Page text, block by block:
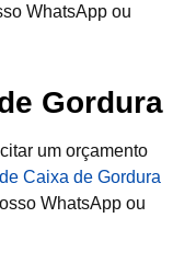
WhatsApp ou
Gordura
um orçamento
Caixa de Gordura
WhatsApp ou